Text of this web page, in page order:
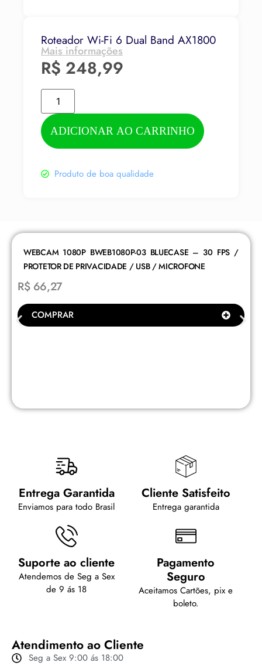
Roteador Wi-Fi 6 Dual Band AX1800
Mais informações
R$ 248,99
ADICIONAR AO CARRINHO
Produto de boa qualidade
WEBCAM 1080P BWEB1080P-03 BLUECASE – 30 FPS /
PROTETOR DE PRIVACIDADE / USB / MICROFONE
R$66,27
COMPRAR
Entrega Garantida
Enviamos para todo Brasil
Cliente Satisfeito
Entrega garantida
Suporte ao cliente
Atendemos de Seg a Sex
de 9 ás 18
Pagamento
Seguro
Aceitamos Cartões, pix e
boleto.
Atendimento ao Cliente
Seg a Sex 9:00 ás 18:00